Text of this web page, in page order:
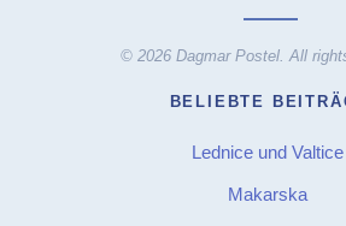
© 2026 Dagmar Postel. All
BELIEBTE
Lednice und Valtice
Makarska